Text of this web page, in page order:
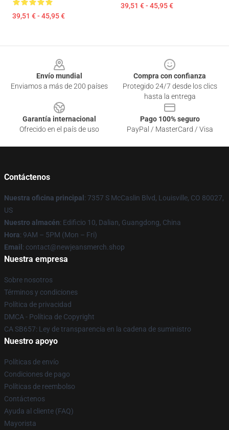
39,51 € - 45,95 €
39,51 € - 45,95 €
Envío mundial
Enviamos a más de 200 países
Compra con confianza
Protegido 24/7 desde los clics
hasta la entrega
Garantía internacional
Ofrecido en el país de uso
Pago 100% seguro
PayPal / MasterCard / Visa
Contáctenos
Nuestra oficina principal : 7357 S McCaslin Blvd, Louisville, CO 80027,
US
Nuestro almacén: Edificio 10, Dalian, Guangdong, China
Hora: 9AM – 5PM (Mon – Fri)
Email : contact@newjeansmerch.shop
Nuestra empresa
Sobre nosotros
Términos y condiciones
Política de privacidad
DMCA - Política de Copyright
CA SB657: Ley de transparencia en la cadena de suministro
Nuestro apoyo
Políticas de envío
Condiciones de pago
Políticas de reembolso
Contáctenos
Ayuda al cliente (FAQ)
Mayorista